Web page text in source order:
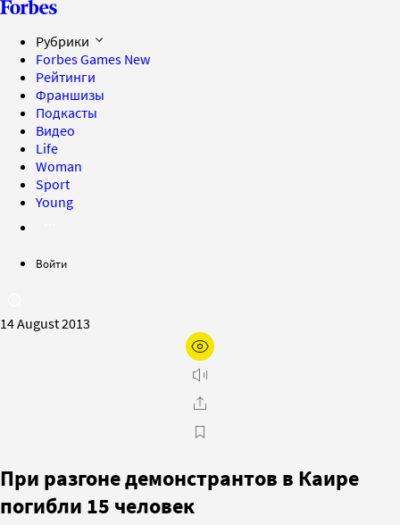
Рубрики
Forbes Games New
Рейтинги
Франшизы
Подкасты
Видео
Life
Woman
Sport
Young
Войти
14 August 2013
При разгоне демонстрантов в Каире
погибли 15 человек